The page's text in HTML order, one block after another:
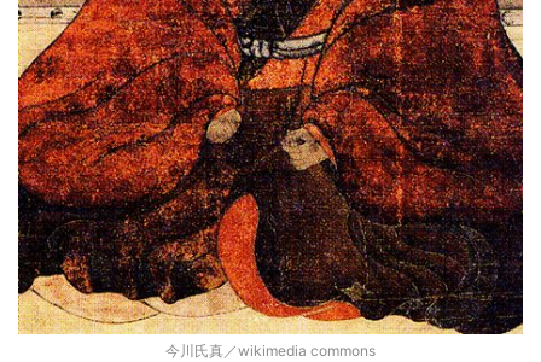
今川氏真／wikimedia commons